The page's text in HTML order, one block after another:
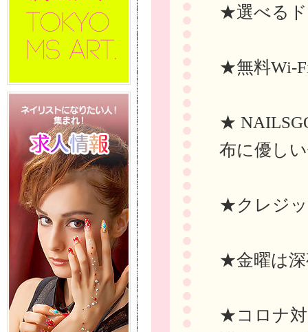
★選べるド
★無料Wi-
★
布に優し
★クレジ
★金曜は深
★コロナ